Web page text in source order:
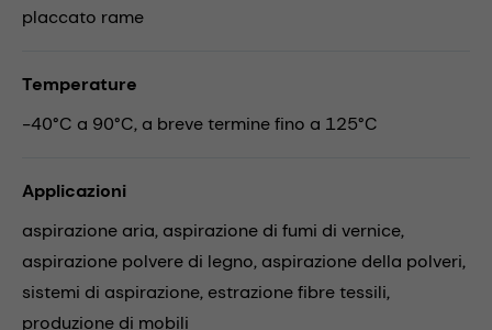
placcato rame
Temperature
-40°C a 90°C, a breve termine fino a 125°C
Applicazioni
aspirazione aria, aspirazione di fumi di vernice,
aspirazione polvere di legno, aspirazione della polveri,
sistemi di aspirazione, estrazione fibre tessili,
produzione di mobili